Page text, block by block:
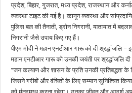
प्रदेश, बिहार, गुजरात, मध्य प्रदेश, राजस्थान और
व्यवस्था टाइट की गई है। कानून व्यवस्था और
पुलिस बल की तैनाती, ड्रोन निगरानी, यातायात में
निगरानी जैसे उपाय किए गए हैं।
पीएम मोदी ने महान एनटीआर गारू को दी श्रद्धांजलि –
महान एनटीआर गारू को उनकी जयंती पर श्रद्धांजलि
“जन कल्याण और शासन के प्रति उनकी प्रतिबद्धता के
जिसने गरीबों और वंचितों के लिए सम्मान सुनिश्चित